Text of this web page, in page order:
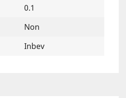
0.1
Non
Inbev